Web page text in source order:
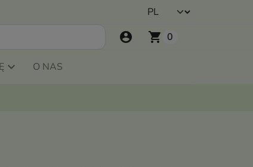
account_circle shopping_cart 0
O NAS